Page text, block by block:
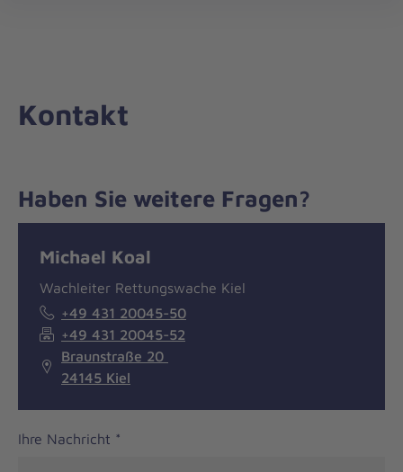
zum
Kontakt
Haben Sie weitere Fragen?
Michael Koal
Wachleiter Rettungswache Kiel
+49 431 20045-50
+49 431 20045-52
Braunstraße 20
24145 Kiel
Ihre Nachricht *